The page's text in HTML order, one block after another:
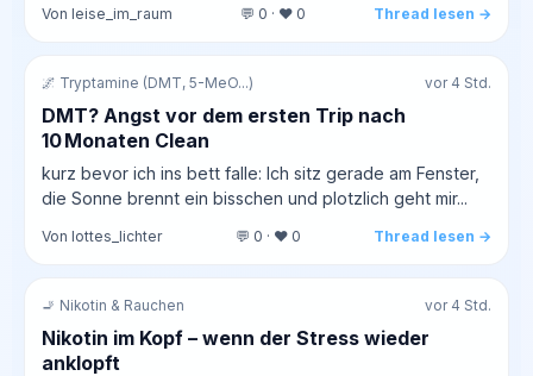
Von leise_im_raum 💬 0 · ❤️ 0 Thread lesen →
🌌 Tryptamine (DMT, 5-MeO...) vor 4 Std.
DMT? Angst vor dem ersten Trip nach
10 Monaten Clean
kurz bevor ich ins bett falle: Ich sitz gerade am Fenster,
die Sonne brennt ein bisschen und plotzlich geht mir...
Von lottes_lichter 💬 0 · ❤️ 0 Thread lesen →
🚬 Nikotin & Rauchen vor 4 Std.
Nikotin im Kopf – wenn der Stress wieder
anklopft